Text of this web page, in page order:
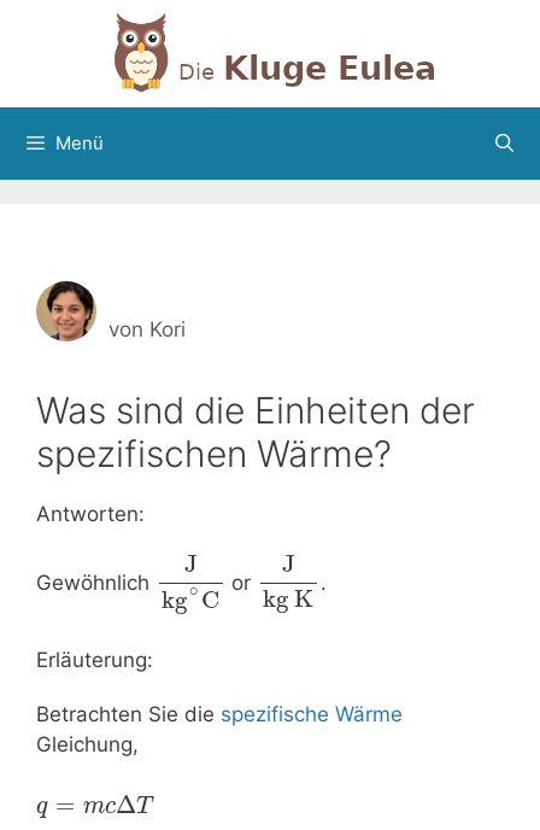
Menü
von Kori
Was sind die Einheiten der
spezifischen Wärme?
Antworten:
Gewöhnlich
J
kg∘ C
or
J
kg K
.
Erläuterung:
Betrachten Sie die spezifische Wärme
Gleichung,
q = mcΔT